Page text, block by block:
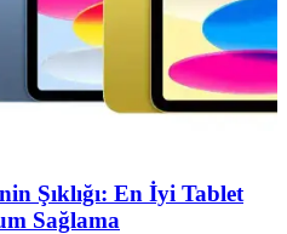
Şıklığı: En İyi Tablet
Sağlama